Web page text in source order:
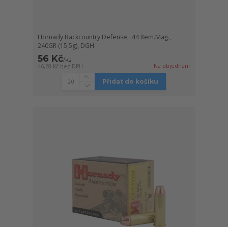
Hornady Backcountry Defense, .44 Rem.Mag.,
240GR (15,5g), DGH
56 Kč/ks
46,28 Kč bez DPH Na objednání
Přidat do košíku